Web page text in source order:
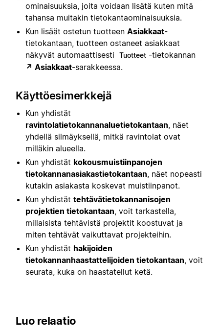
ominaisuuksia, joita voidaan lisätä kuten mitä
tahansa muitakin tietokantaominaisuuksia.
Kun lisäät ostetun tuotteen Asiakkaat-
tietokantaan, tuotteen ostaneet asiakkaat
näkyvät automaattisesti
Tuotteet -tietokannan
↗ Asiakkaat-sarakkeessa.
Käyttöesimerkkejä
Kun yhdistät
ravintolatietokannanaluetietokantaan , näet
yhdellä silmäyksellä, mitkä ravintolat ovat
milläkin alueella.
Kun yhdistät kokousmuistiinpanojen
tietokannanasiakastietokantaan , näet nopeasti
kutakin asiakasta koskevat muistiinpanot.
Kun yhdistät tehtävätietokannanisojen
projektien tietokantaan , voit tarkastella,
millaisista tehtävistä projektit koostuvat ja
miten tehtävät vaikuttavat projekteihin.
Kun yhdistät hakijoiden
tietokannanhaastattelijoiden tietokantaan , voit
seurata, kuka on haastatellut ketä.
Luo relaatio